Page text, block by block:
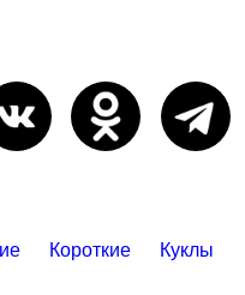
Короткие Куклы